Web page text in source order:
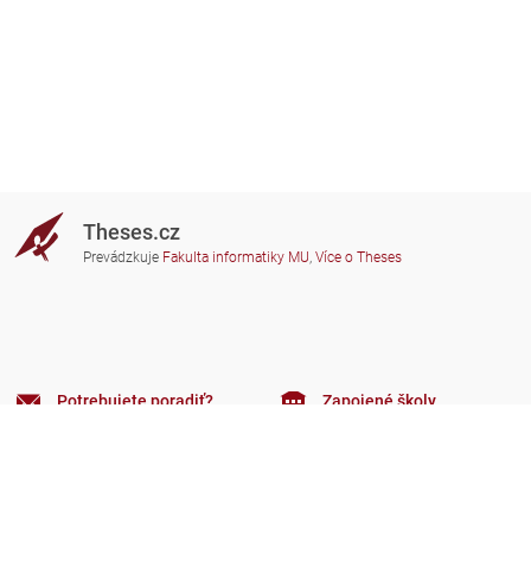
Theses.cz
Prevádzkuje Fakulta informatiky MU, Více o Theses
Potrebujete poradiť? Zapojené školy